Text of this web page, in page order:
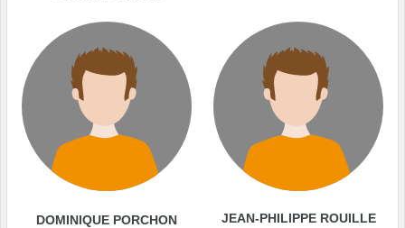
DOMINIQUE PORCHON JEAN-PHILIPPE ROUILLE